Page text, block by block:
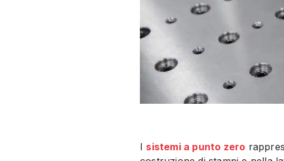
I sistemi a punto zero